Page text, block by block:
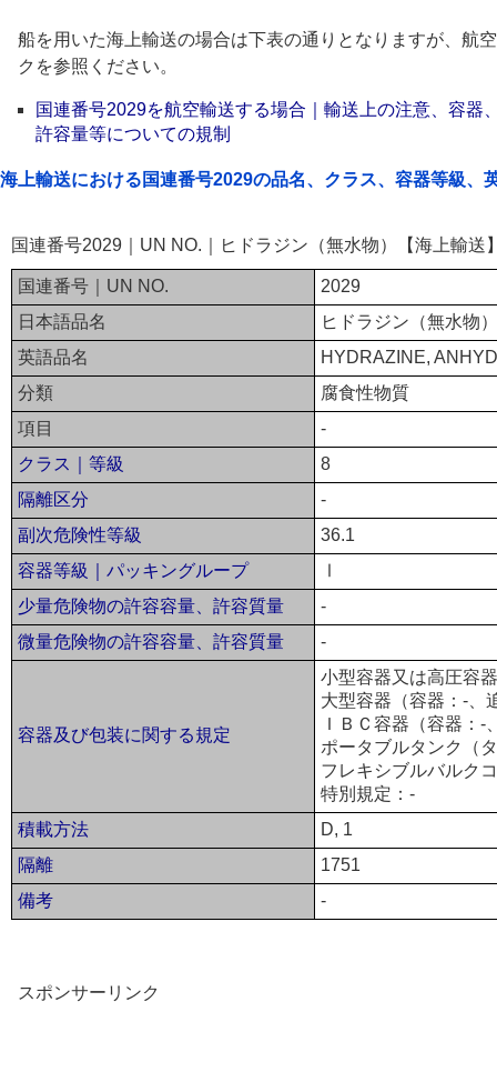
船を用いた海上輸送の場合は下表の通りとなりますが、航
クを参照ください。
国連番号2029を航空輸送する場合｜輸送上の注意、容器
許容量等についての規制
海上輸送における国連番号2029の品名、クラス、容器等級、
国連番号2029｜UN NO.｜ヒドラジン（無水物）【海上輸送
国連番号｜UN NO.
2029
日本語品名
ヒドラジン（無水物）
英語品名
HYDRAZINE,
分類
腐食性物質
項目
-
クラス｜等級
8
隔離区分
-
副次危険性等級
36.1
容器等級｜パッキングループ
Ⅰ
少量危険物の許容容量、許容質量
-
微量危険物の許容容量、許容質量
-
容器及び包装に関する規定
小型容器又は高圧容
大型容器（容器：-、
ＩＢＣ容器（容器：-
ポータブルタンク（
フレキシブルバルク
特別規定：-
積載方法
D, 1
隔離
1751
備考
-
スポンサーリンク